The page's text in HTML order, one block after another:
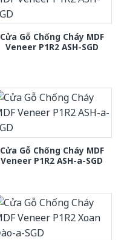
Cửa Gỗ Chống Cháy MDF
Veneer P1R2 ASH-SGD
Cửa Gỗ Chống Cháy MDF
Veneer P1R2 ASH-a-SGD